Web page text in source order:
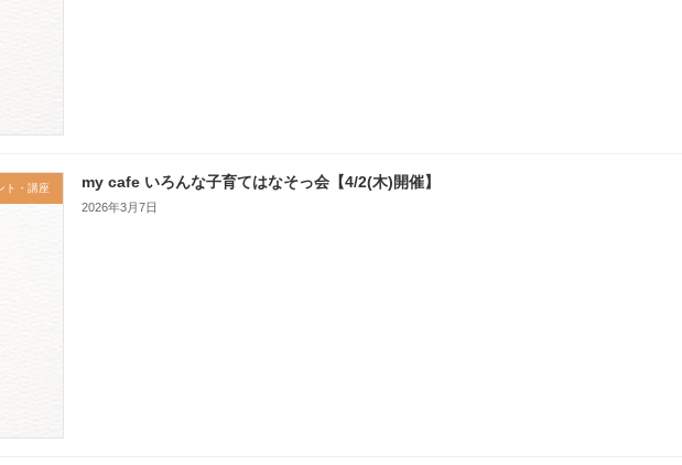
ト・講座 my cafe いろんな子育てはなそっ会【4/2(木)開催】
2026年3月7日